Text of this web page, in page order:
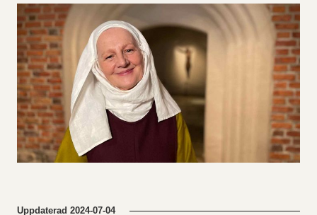
Uppdaterad 2024-07-04